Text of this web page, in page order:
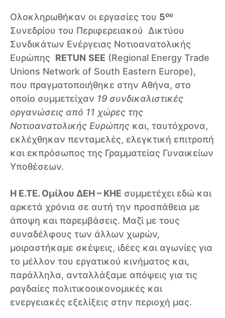
Ολοκληρωθήκαν οι εργασίες του 5ου
Συνεδρίου του Περιφερειακού Δικτύου
Συνδικάτων Ενέργειας Νοτιοανατολικής
Ευρώπης RETUN SEE (Regional Energy Trade
Unions Network of South Eastern Europe),
που πραγματοποιήθηκε στην Αθήνα, στο
οποίο συμμετείχαν 19 συνδικαλιστικές
οργανώσεις από 11 χώρες της
Νοτιοανατολικής Ευρώπης και, ταυτόχρονα,
εκλέχθηκαν πενταμελές, ελεγκτική επιτροπή
και εκπρόσωπος της Γραμματείας Γυναικείων
Υποθέσεων.
Η Ε.ΤΕ. Ομίλου ΔΕΗ – ΚΗΕ συμμετέχει εδώ και
αρκετά χρόνια σε αυτή την προσπάθεια με
άποψη και παρεμβάσεις. Μαζί με τους
συναδέλφους των άλλων χωρών,
μοιραστήκαμε σκέψεις, ιδέες και αγωνίες για
το μέλλον του εργατικού κινήματος και,
παράλληλα, ανταλλάξαμε απόψεις για τις
ραγδαίες πολιτικοοικονομικές και
ενεργειακές εξελίξεις στην περιοχή μας.